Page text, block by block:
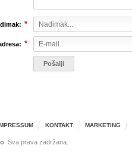
*
*
KONTAKT MARKETING
. Sva prava zadržana.